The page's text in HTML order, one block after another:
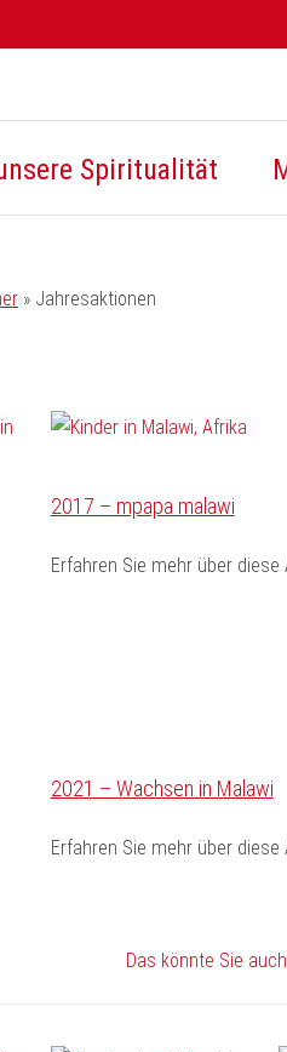
Spiritualität
» Jahresaktionen
2017 – mpapa malawi
Erfahren Sie mehr über diese
2021 – Wachsen in Malawi
Erfahren Sie mehr über diese
Das könnte Sie